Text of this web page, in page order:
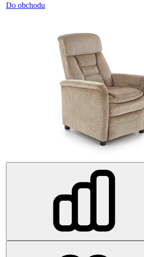
Do obchodu